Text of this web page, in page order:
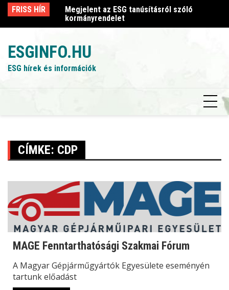
Skip
content
FRISS HÍR
szóló
Megjelent az ESG tanúsításról szóló
kormányrendelet
ESGINFO.HU
ESG hírek és információk
CÍMKE: CDP
MAGE Fenntarthatósági Szakmai Fórum
A Magyar Gépjárműgyártók Egyesülete eseményén
tartunk előadást